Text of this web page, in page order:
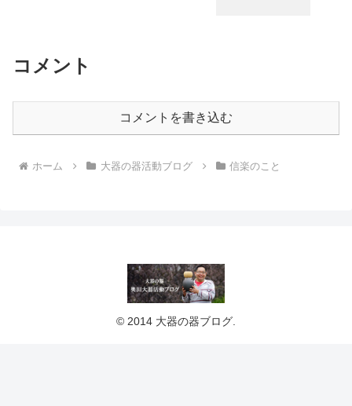
コメント
コメントを書き込む
ホーム 大器の器活動ブログ 信楽のこと
© 2014 大器の器ブログ.